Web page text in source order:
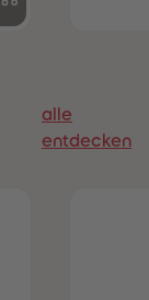
alle
entdecken